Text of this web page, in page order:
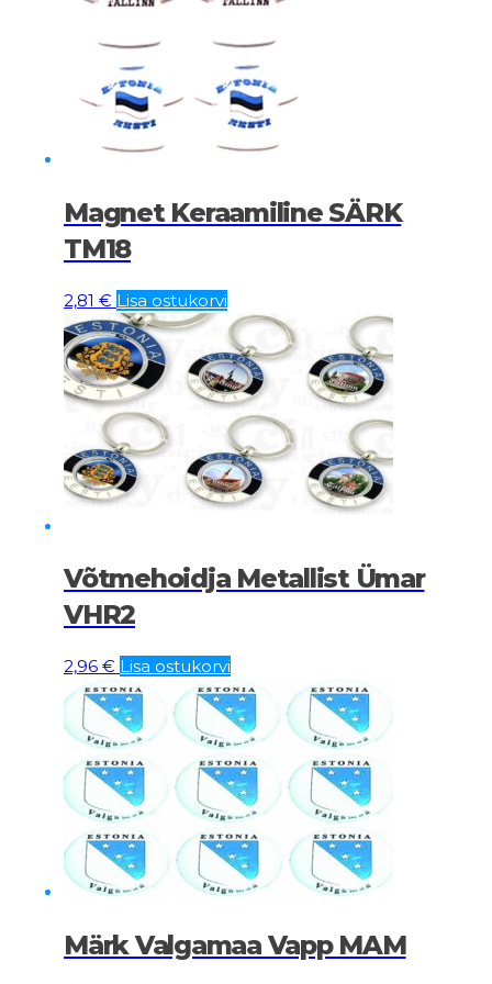
Magnet Keraamiline SÄRK
TM18
2,81 € Lisa ostukorvi
Võtmehoidja Metallist Ümar
VHR2
2,96 € Lisa ostukorvi
Märk Valgamaa Vapp MAM